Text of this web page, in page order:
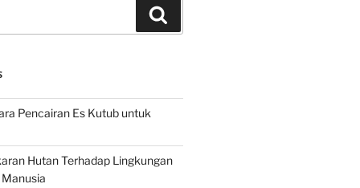
Pencairan Es Kutub untuk
Hutan Terhadap Lingkungan